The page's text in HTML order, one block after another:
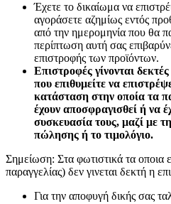
Έχετε το δικαίωμα να
αγοράσετε αζημίως εντός
από την ημερομηνία που θα
περίπτωση αυτή σας
επιστροφής των προϊόντων.
Επιστροφές γίνονται
που επιθυμείτε να
κατάσταση στην οποία τα
έχουν αποσφραγισθεί ή να
συσκευασία τους, μαζί με
πώλησης ή το τιμολόγιο.
Σημείωση: Στα φωτιστικά τα οποια
παραγγελίας) δεν γινεται δεκτή η
Για την αποφυγή δικής σας